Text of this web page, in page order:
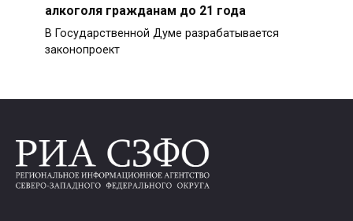
алкоголя гражданам до 21 года
В Государственной Думе разрабатывается
законопроект